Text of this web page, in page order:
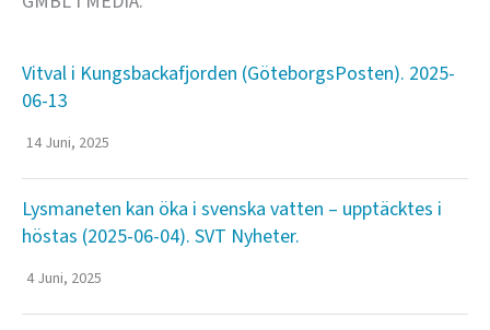
Vitval i Kungsbackafjorden (GöteborgsPosten). 2025-
06-13
14 Juni, 2025
Lysmaneten kan öka i svenska vatten – upptäcktes i
höstas (2025-06-04). SVT Nyheter.
4 Juni, 2025